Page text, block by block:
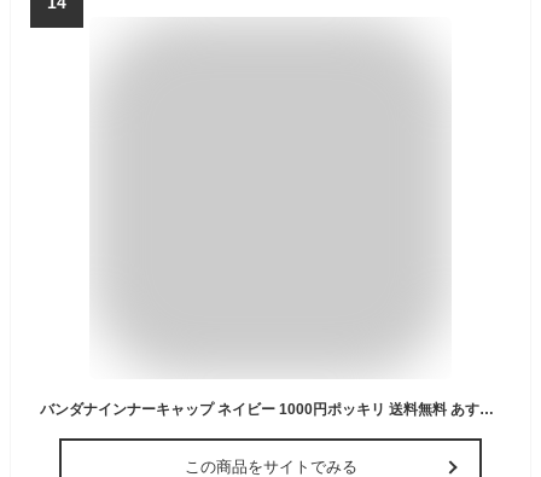
バンダナインナーキャップ ネイビー 1000円ポッキリ 送料無料 あす楽 インナーキャップ 夏用 吸汗 コンパクト ヘルメットインナー 15719
この商品をサイトでみる